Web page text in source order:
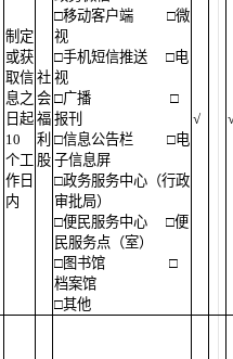
制定
或获
取信
息之
日起
10
个工
作日
内
社
会
福
利
股
□移动客户端
□微
视
□手机短信推送
□电
视
□广播
□
报刊
□信息公告栏
□电
子信息屏
□政务服务中心（行政
审批局）
□便民服务中心
□便
民服务点（室）
□图书馆
□
档案馆
□其他
√